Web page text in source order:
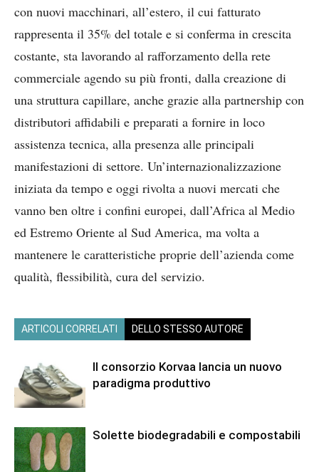
con nuovi macchinari, all’estero, il cui fatturato
rappresenta il 35% del totale e si conferma in crescita
costante, sta lavorando al rafforzamento della rete
commerciale agendo su più fronti, dalla creazione di
una struttura capillare, anche grazie alla partnership con
distributori affidabili e preparati a fornire in loco
assistenza tecnica, alla presenza alle principali
manifestazioni di settore. Un’internazionalizzazione
iniziata da tempo e oggi rivolta a nuovi mercati che
vanno ben oltre i confini europei, dall’Africa al Medio
ed Estremo Oriente al Sud America, ma volta a
mantenere le caratteristiche proprie dell’azienda come
qualità, flessibilità, cura del servizio.
ARTICOLI CORRELATI DELLO STESSO AUTORE
Il consorzio Korvaa lancia un nuovo
paradigma produttivo
Solette biodegradabili e compostabili